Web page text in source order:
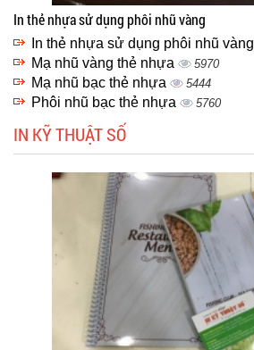
In thẻ nhựa sử dụng phôi nhũ vàng
In thẻ nhựa sử dụng phôi nhũ vàng
Mạ nhũ vàng thẻ nhựa 5970
Mạ nhũ bạc thẻ nhựa 5444
Phôi nhũ bạc thẻ nhựa 5760
IN KỸ THUẬT SỐ